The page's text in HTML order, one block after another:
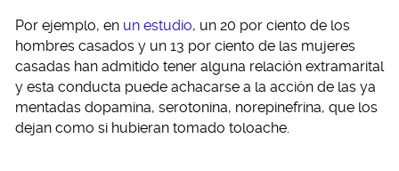
Por ejemplo, en un estudio, un 20 por ciento de los
hombres casados y un 13 por ciento de las mujeres
casadas han admitido tener alguna relación extramarital
y esta conducta puede achacarse a la acción de las ya
mentadas dopamina, serotonina, norepinefrina, que los
dejan como si hubieran tomado toloache.